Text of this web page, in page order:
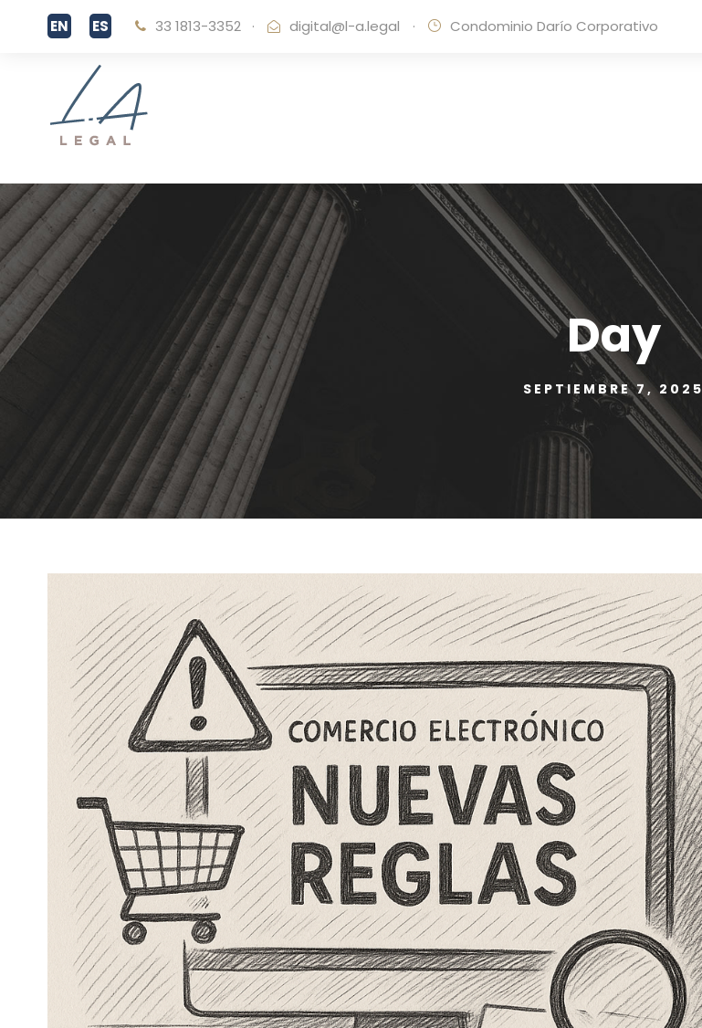
33 1813-3352 · digital@l-a.legal · Condominio Darío Corporativo
Day
SEPTIEMBRE 7, 2025